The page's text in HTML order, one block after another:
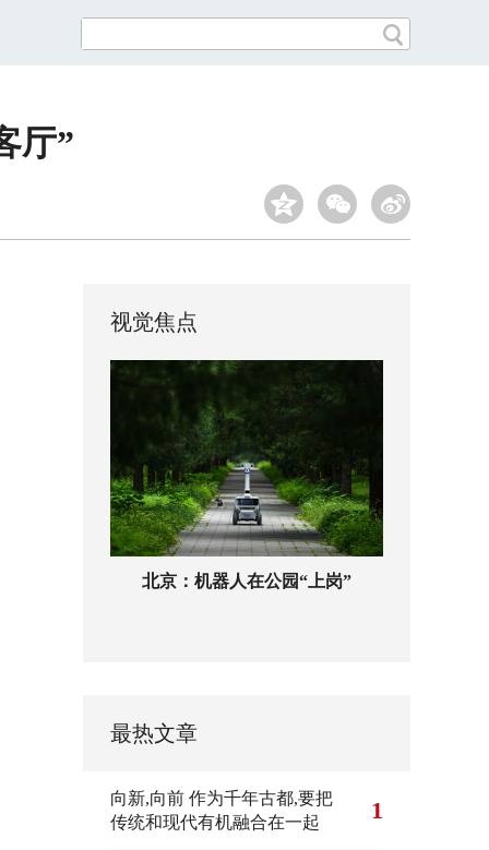
厅”
视觉焦点
北京：机器人在公园“上岗”
最热文章
向新,向前 作为千年古都,要把
传统和现代有机融合在一起
1